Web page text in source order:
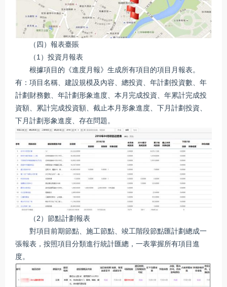
（四）報表臺賬
（1）投資月報表
根據項目的《進度月報》生成所有項目的項目月報表。
有：項目名稱、建設規模及內容、總投資、年計劃投資數、年
計劃財務數、年計劃形象進度、本月完成投資、年累計完成投
資額、累計完成投資額、截止本月形象進度、下月計劃投資、
下月計劃形象進度、存在問題。
（2）節點計劃報表
對項目前期節點、施工節點、竣工階段節點匯計劃總成一
張報表，按照項目分類進行統計匯總，一表掌握所有項目進
度。